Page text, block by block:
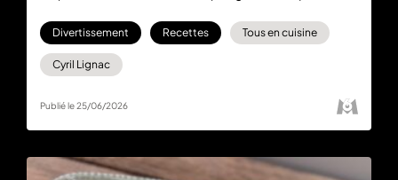
Divertissement Recettes Tous en cuisine
Cyril Lignac
Publié le 25/06/2026